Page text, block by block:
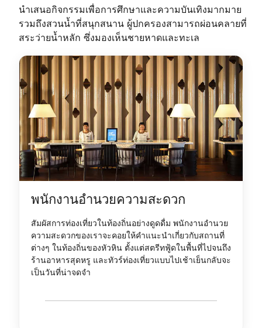
นำเสนอกิจกรรมเพื่อการศึกษาและความบันเทิงมากมาย
รวมถึงสวนน้ำที่สนุกสนาน ผู้ปกครองสามารถผ่อนคลายที่
สระว่ายน้ำหลัก ซึ่งมองเห็นชายหาดและทะเล
พนักงานอำนวยความสะดวก
สัมผัสการท่องเที่ยวในท้องถิ่นอย่างดูดดื่ม พนักงานอำนวย
ความสะดวกของเราจะคอยให้คำแนะนำเกี่ยวกับสถานที่
ต่างๆ ในท้องถิ่นของหัวหิน ตั้งแต่สตรีทฟู้ดในพื้นที่ไปจนถึง
ร้านอาหารสุดหรู และทัวร์ท่องเที่ยวแบบไปเช้าเย็นกลับจะ
เป็นวันที่น่าจดจำ